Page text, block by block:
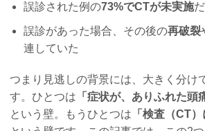
誤診された例の73%でCTが未実施
誤診があった場合、その後の再破裂
連していた
つまり見逃しの背景には、大きく分け
す。ひとつは 「症状が、ありふれた頭
という壁。もうひとつは 「検査（CT